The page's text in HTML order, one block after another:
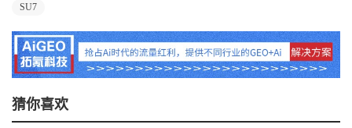
SU7
猜你喜欢